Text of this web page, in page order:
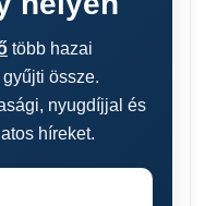
több hazai
össze.
nyugdíjjal és
híreket.